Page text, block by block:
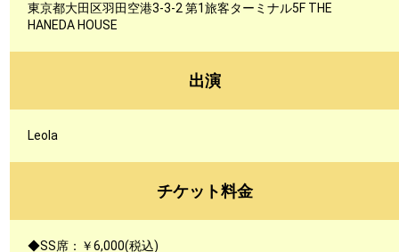
東京都大田区羽田空港3-3-2 第1旅客ターミナル5F THE
HANEDA HOUSE
出演
Leola
チケット料金
◆SS席：￥6,000(税込)